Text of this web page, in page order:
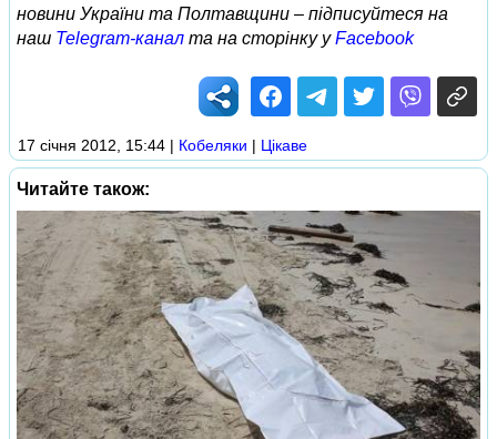
новини України та Полтавщини – підписуйтеся на
наш Telegram-канал та на сторінку уFacebook
17 січня 2012, 15:44 | Кобеляки | Цікаве
Читайте також: